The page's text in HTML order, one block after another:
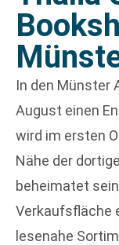
In den Münster
August einen
wird im ersten
Nähe der
beheimatet
Verkaufsfläche
lesenahe